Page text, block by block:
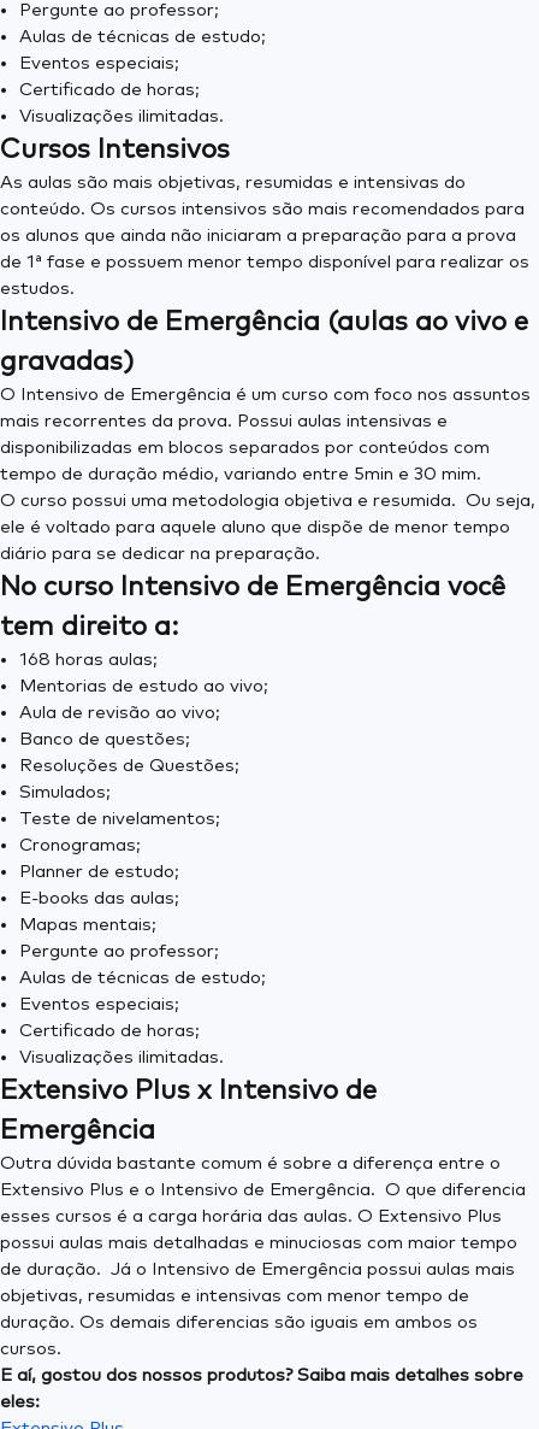
Pergunte ao professor;
Aulas de técnicas de estudo;
Eventos especiais;
Certificado de horas;
Visualizações ilimitadas.
Cursos Intensivos
As aulas são mais objetivas, resumidas e intensivas do
conteúdo. Os cursos intensivos são mais recomendados para
os alunos que ainda não iniciaram a preparação para a prova
de 1ª fase e possuem menor tempo disponível para realizar os
estudos.
Intensivo de Emergência (aulas ao vivo e
gravadas)
O Intensivo de Emergência é um curso com foco nos assuntos
mais recorrentes da prova. Possui aulas intensivas e
disponibilizadas em blocos separados por conteúdos com
tempo de duração médio, variando entre 5min e 30 mim.
O curso possui uma metodologia objetiva e resumida. Ou seja,
ele é voltado para aquele aluno que dispõe de menor tempo
diário para se dedicar na preparação.
No curso Intensivo de Emergência você
tem direito a:
168 horas aulas;
Mentorias de estudo ao vivo;
Aula de revisão ao vivo;
Banco de questões;
Resoluções de Questões;
Simulados;
Teste de nivelamentos;
Cronogramas;
Planner de estudo;
E-books das aulas;
Mapas mentais;
Pergunte ao professor;
Aulas de técnicas de estudo;
Eventos especiais;
Certificado de horas;
Visualizações ilimitadas.
Extensivo Plus x Intensivo de
Emergência
Outra dúvida bastante comum é sobre a diferença entre o
Extensivo Plus e o Intensivo de Emergência. O que diferencia
esses cursos é a carga horária das aulas. O Extensivo Plus
possui aulas mais detalhadas e minuciosas com maior tempo
de duração. Já o Intensivo de Emergência possui aulas mais
objetivas, resumidas e intensivas com menor tempo de
duração. Os demais diferencias são iguais em ambos os
cursos.
E aí, gostou dos nossos produtos? Saiba mais detalhes sobre
eles: